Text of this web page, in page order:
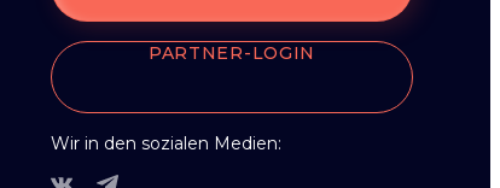
PARTNER-LOGIN
Wir in den sozialen Medien: